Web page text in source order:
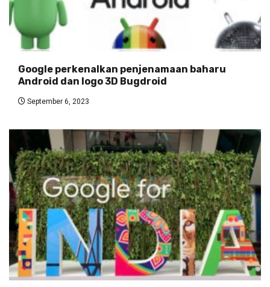
Google perkenalkan penjenamaan baharu
Android dan logo 3D Bugdroid
September 6, 2023